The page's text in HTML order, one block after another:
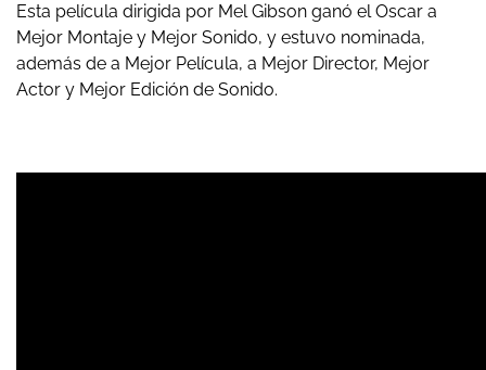
Esta película dirigida por Mel Gibson ganó el Oscar a
Mejor Montaje y Mejor Sonido, y estuvo nominada,
además de a Mejor Película, a Mejor Director, Mejor
Actor y Mejor Edición de Sonido.